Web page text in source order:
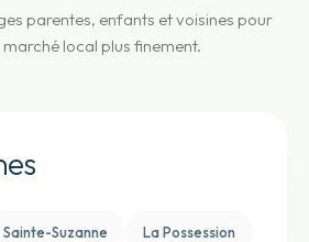
parentes, enfants et voisines pour
local plus finement.
Sainte-Suzanne La Possession